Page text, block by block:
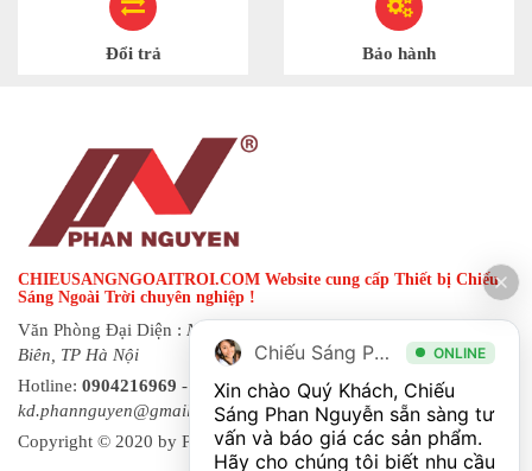
Đổi trả Bảo hành
CHIEUSANGNGOAITROI.COM Website cung cấp Thiết bị Chiếu
Sáng Ngoài Trời chuyên nghiệp !
Văn Phòng Đại Diện : Ngõ 144 đường Hạ Trại, phường Long
Biên, TP Hà Nội
Hotline: 0904216969 - Fax:0243 873 8822| Email:
kd.phannguyen@gmail.com
Copyright © 2020 by Phan Nguyen. All rights reserved.
Chiếu Sáng Phan Nguyễn ONLINE
Xin chào Quý Khách, Chiếu
Sáng Phan Nguyễn sẵn sàng tư
vấn và báo giá các sản phẩm.
Hãy cho chúng tôi biết nhu cầu